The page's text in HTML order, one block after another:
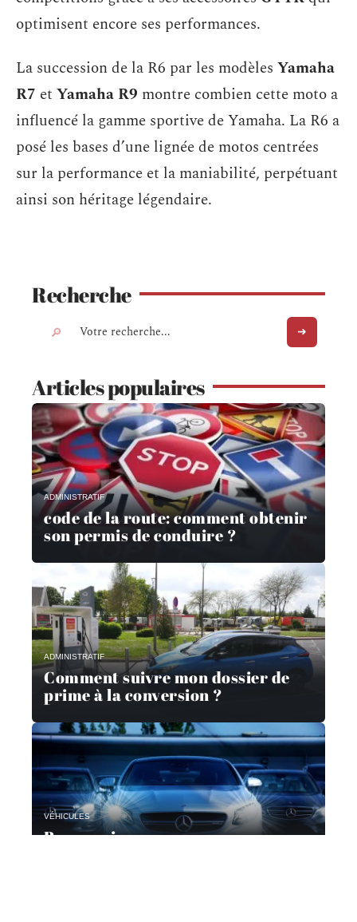
optimisent encore ses performances.
La succession de la R6 par les modèles Yamaha
R7 et Yamaha R9 montre combien cette moto a
influencé la gamme sportive de Yamaha. La R6 a
posé les bases d’une lignée de motos centrées
sur la performance et la maniabilité, perpétuant
ainsi son héritage légendaire.
Recherche
Articles populaires
ADMINISTRATIF
code de la route: comment obtenir
son permis de conduire ?
ADMINISTRATIF
Comment suivre mon dossier de
prime à la conversion ?
VÉHICULES
Pourquoi passer par un